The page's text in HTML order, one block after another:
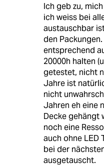
Ich geb zu,
ich weiss bei
austauschbar
den
entsprechend
20000h halten
getestet, nicht
Jahre ist
nicht
Jahren eh eine
Decke gehängt
noch eine
auch ohne LED
bei der
ausgetauscht.